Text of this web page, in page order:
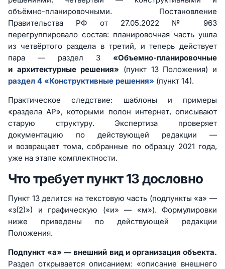
объёмно-планировочными. Постановление
Правительства РФ от 27.05.2022 № 963
перегруппировало состав: планировочная часть ушла
из четвёртого раздела в третий, и теперь действует
пара — раздел 3 «Объемно-планировочные
и архитектурные решения» (пункт 13 Положения) и
раздел 4 «Конструктивные решения» (пункт 14).
Практическое следствие: шаблоны и примеры
«раздела АР», которыми полон интернет, описывают
старую структуру. Экспертиза проверяет
документацию по действующей редакции —
и возвращает тома, собранные по образцу 2021 года,
уже на этапе комплектности.
Что требует пункт 13 дословно
Пункт 13 делится на текстовую часть (подпункты «а» —
«з(2)») и графическую («и» — «м»). Формулировки
ниже приведены по действующей редакции
Положения.
Подпункт «а» — внешний вид и организация объекта.
Раздел открывается описанием: «описание внешнего